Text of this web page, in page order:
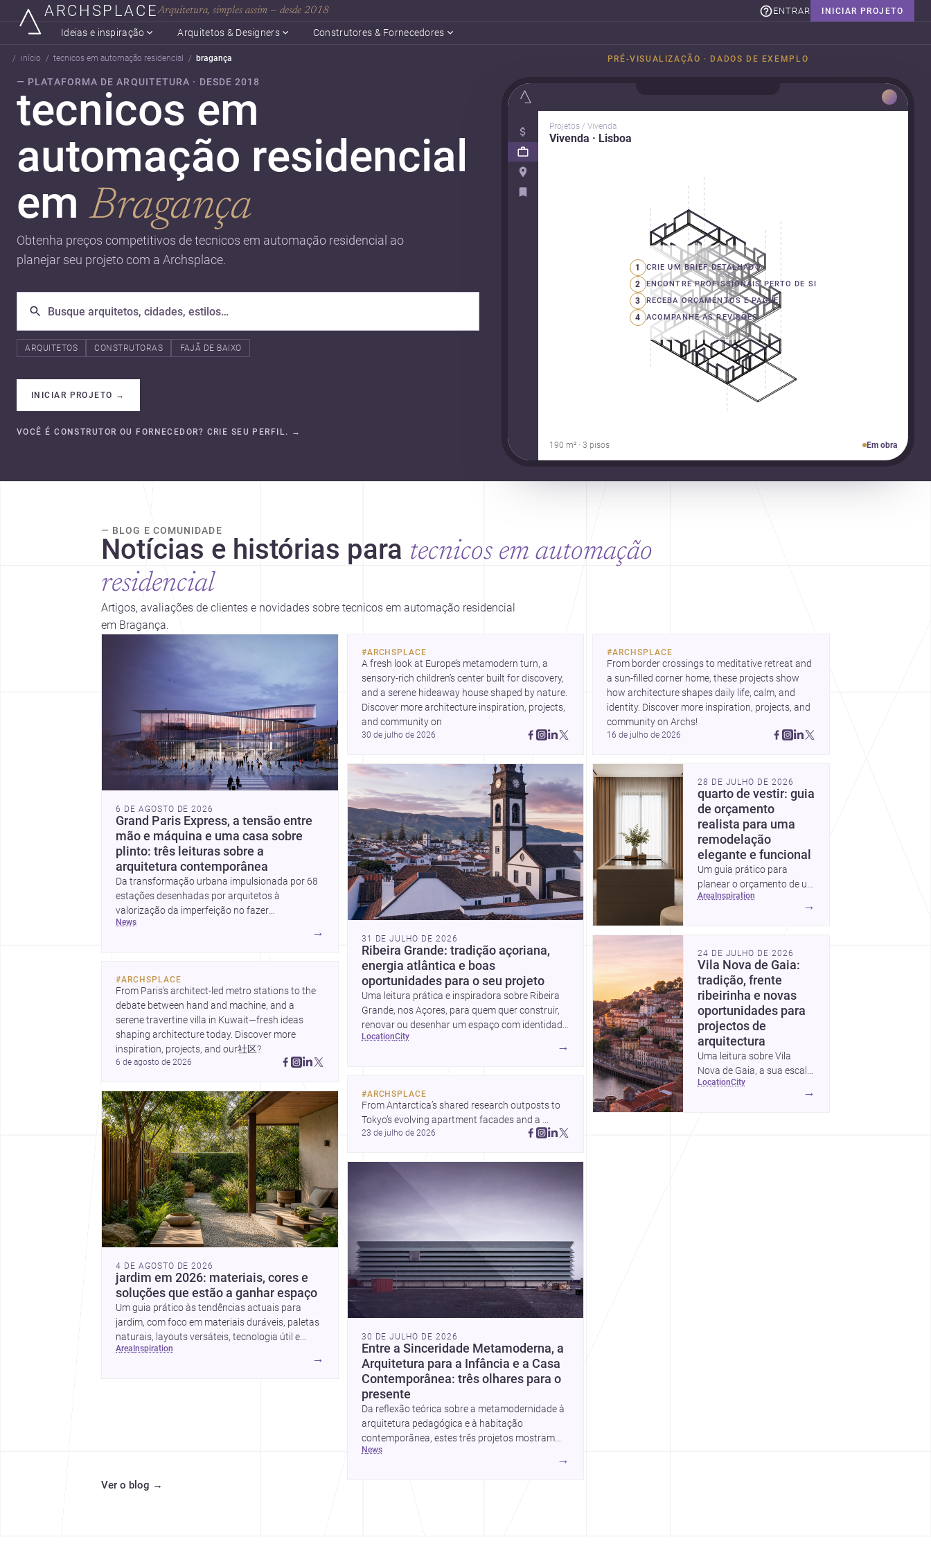
ARCHSPLACEArquitetura, simples assim — desde 2018 INICIAR PROJETO
ENTRAR
Ideias e inspiração Arquitetos & Designers Construtores & Fornecedores
início tecnicos em automação residencial bragança
— PLATAFORMA DE ARQUITETURA · DESDE 2018
tecnicos em
automação residencial
emBragança
Obtenha preços competitivos de tecnicos em automação residencial ao
planejar seu projeto com a Archsplace.
ARQUITETOS CONSTRUTORAS FAJÃ DE BAIXO
INICIAR PROJETO →
VOCÊ É CONSTRUTOR OU FORNECEDOR? CRIE SEU PERFIL. →
PRÉ-VISUALIZAÇÃO · DADOS DE EXEMPLO
Projetos / Vivenda
Vivenda · Lisboa
1 CRIE UM BRIEF DETALHADO
2 ENCONTRE PROFISSIONAIS PERTO DE SI
3 RECEBA ORÇAMENTOS E PAGUE
4 ACOMPANHE AS REVISÕES
190 m² · 3 pisos Em obra
— BLOG E COMUNIDADE
Notícias e histórias para tecnicos em automação
residencial
Artigos, avaliações de clientes e novidades sobre tecnicos em automação residencial
em Bragança.
6 DE AGOSTO DE 2026
Grand Paris Express, a tensão entre
mão e máquina e uma casa sobre
plinto: três leituras sobre a
arquitetura contemporânea
Da transformação urbana impulsionada por 68
estações desenhadas por arquitetos à
valorização da imperfeição no fazer
arquitetónico, estas três histórias mostram
como a disciplina continua a reinventar cidades,
base, topografia e espaço doméstico revela uma
abordagem subtil e contemporânea.
news
→
#ARCHSPLACE
From Paris’s architect-led metro stations to the
debate between hand and machine, and a
serene travertine villa in Kuwait—fresh ideas
shaping architecture today. Discover more
inspiration, projects, and our社区?
6 de agosto de 2026
4 DE AGOSTO DE 2026
jardim em 2026: materiais, cores e
soluções que estão a ganhar espaço
Um guia prático às tendências actuais para
jardim, com foco em materiais duráveis, paletas
naturais, layouts versáteis, tecnologia útil e
formas simples de actualizar sem obras totais.
area inspiration
→
#ARCHSPLACE
A fresh look at Europe’s metamodern turn, a
sensory-rich children’s center built for discovery,
and a serene hideaway house shaped by nature.
Discover more architecture inspiration, projects,
30 de julho de 2026
31 DE JULHO DE 2026
Ribeira Grande: tradição açoriana,
energia atlântica e boas
oportunidades para o seu projeto
Uma leitura prática e inspiradora sobre Ribeira
Grande, nos Açores, para quem quer construir,
renovar ou desenhar um espaço com identidade
local.
location city
→
#ARCHSPLACE
From Antarctica’s shared research outposts to
Tokyo’s evolving apartment facades and a
terraced home in Amman, these projects show
community. Discover more ideas,
23 de julho de 2026
30 DE JULHO DE 2026
Entre a Sinceridade Metamoderna, a
Arquitetura para a Infância e a Casa
Contemporânea: três olhares para o
presente
Da reflexão teórica sobre a metamodernidade à
arquitetura pedagógica e à habitação
contemporânea, estes três projetos mostram
como o desenho responde hoje a emoção, uso e
flexíveis e significativos.
news
→
#ARCHSPLACE
From border crossings to meditative retreat and
a sun-filled corner home, these projects show
how architecture shapes daily life, calm, and
identity. Discover more inspiration, projects, and
community on Archs!
16 de julho de 2026
28 DE JULHO DE 2026
quarto de vestir: guia
de orçamento
realista para uma
remodelação
elegante e funcional
Um guia prático para
planear o orçamento de um
quarto de vestir em
Portugal, com intervalos de
inteligentes e despesas
escondidas.
area inspiration
→
24 DE JULHO DE 2026
Vila Nova de Gaia:
tradição, frente
ribeirinha e novas
oportunidades para
projectos de
arquitectura
Uma leitura sobre Vila
Nova de Gaia, a sua escala
urbana, património
location city
→
Ver o blog →